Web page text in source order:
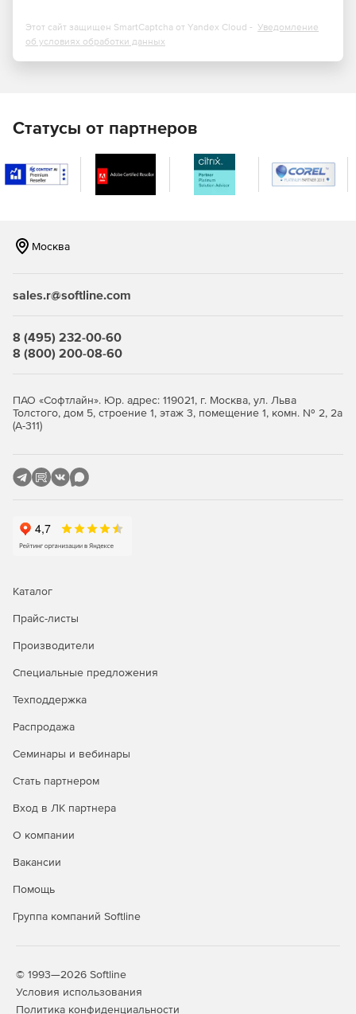
Этот сайт защищен SmartCaptcha от Yandex Cloud - Уведомление
об условиях обработки данных
Статусы от партнеров
Москва
sales.r@softline.com
8 (495) 232-00-60
8 (800) 200-08-60
ПАО «Софтлайн». Юр. адрес: 119021, г. Москва, ул. Льва
Толстого, дом 5, строение 1, этаж 3, помещение 1, комн. № 2, 2а
(А-311)
Каталог
Прайс-листы
Производители
Специальные предложения
Техподдержка
Распродажа
Семинары и вебинары
Стать партнером
Вход в ЛК партнера
О компании
Вакансии
Помощь
Группа компаний Softline
© 1993—2026 Softline
Условия использования
Политика конфиденциальности